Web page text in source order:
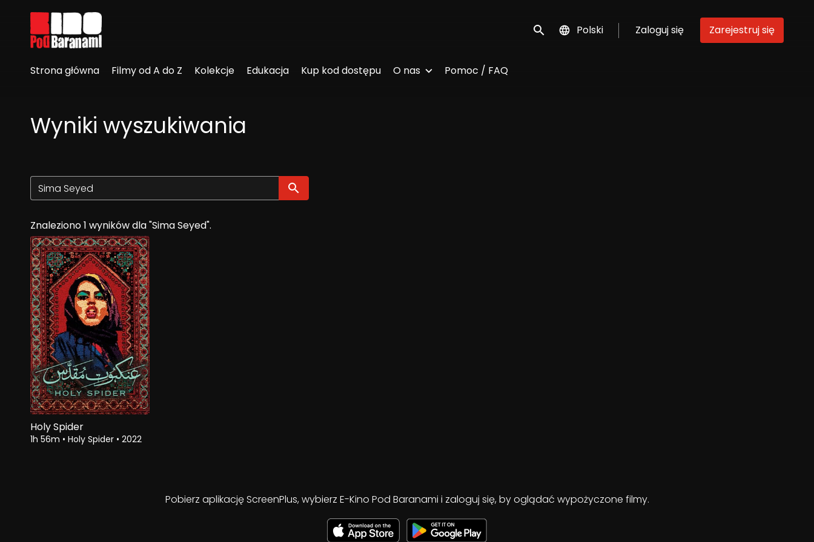
Linki ułatwień dostępu
Wyszukaj Polski Zaloguj się Zarejestruj się
Strona główna Filmy od A do Z Kolekcje Edukacja Kup kod dostępu O nas Pomoc / FAQ
Wyniki wyszukiwania
Wyszukaj
Znaleziono 1 wyników dla "Sima Seyed".
Holy Spider
1h 56m • Holy Spider • 2022
Pobierz aplikację ScreenPlus, wybierz E-Kino Pod Baranami i zaloguj się, by oglądać wypożyczone filmy.